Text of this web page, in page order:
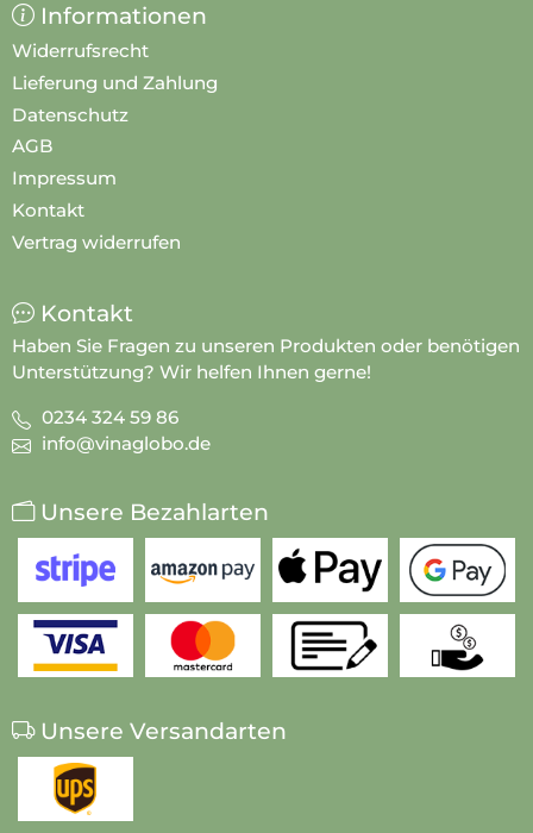
Informationen
Widerrufsrecht
Lieferung und Zahlung
Datenschutz
AGB
Impressum
Kontakt
Vertrag widerrufen
Kontakt
Haben Sie Fragen zu unseren Produkten oder benötigen
Unterstützung? Wir helfen Ihnen gerne!
0234 324 59 86
info@vinaglobo.de
Unsere Bezahlarten
Unsere Versandarten